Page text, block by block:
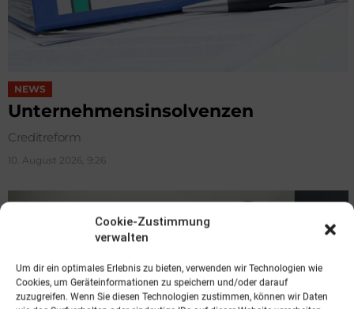
Cookie-Zustimmung
verwalten
Um dir ein optimales Erlebnis zu bieten, verwenden wir Technologien wie
Cookies, um Geräteinformationen zu speichern und/oder darauf
zuzugreifen. Wenn Sie diesen Technologien zustimmen, können wir Daten
NEWS
Unternehmensinsolvenzen
Creditreform
10. August 2026, 9:26